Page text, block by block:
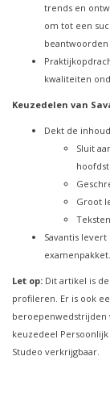
trends en
om tot een
kwaliteiten
Keuzedelen van
Dekt de
Sluit
Groot
Savantis
examenpakket.
Let op: Dit artikel is
profileren. Er is ook
beroepenwedstrijden
keuzedeel
Studeo verkrijgbaar.